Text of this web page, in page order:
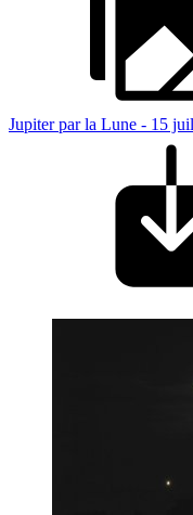
Jupiter par la Lune - 15